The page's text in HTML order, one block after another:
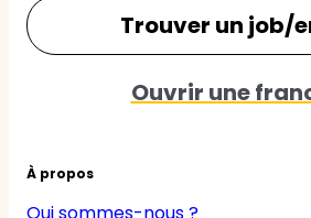
À propos
Qui sommes-nous ?
Trouver un job/
Ouvrir une